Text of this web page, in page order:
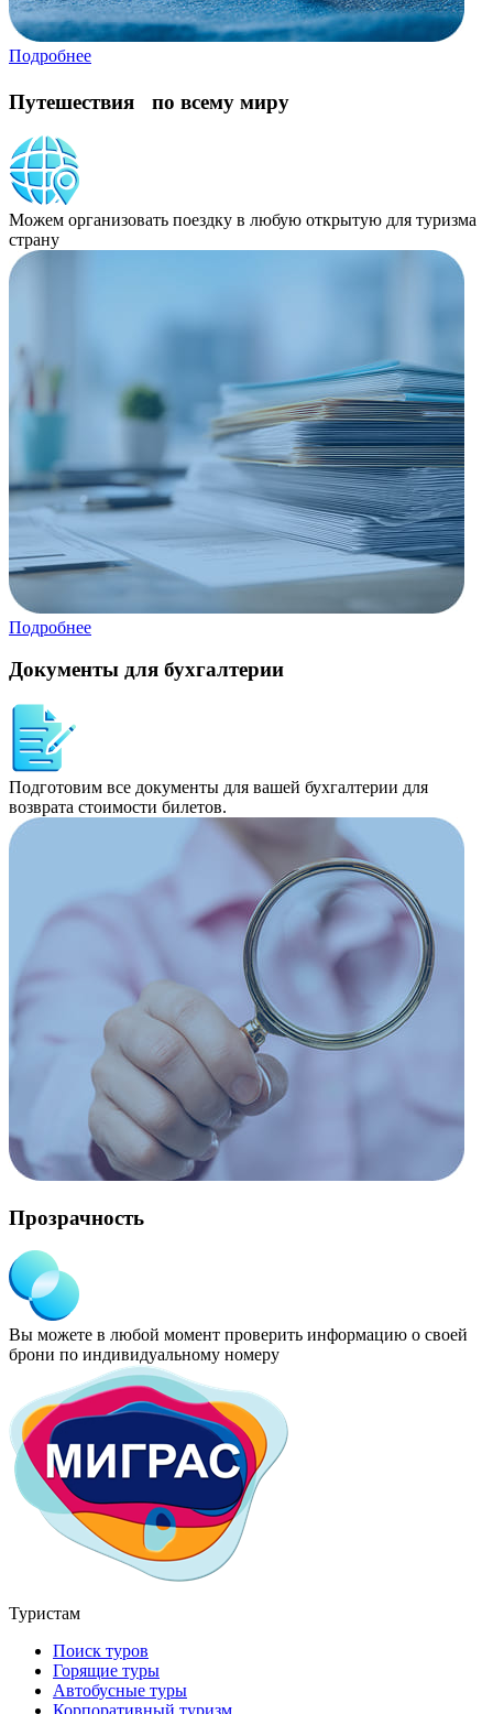
Подробнее
Путешествия по всему миру
Можем организовать поездку в любую открытую для туризма
страну
Подробнее
Документы для бухгалтерии
Подготовим все документы для вашей бухгалтерии для
возврата стоимости билетов.
Прозрачность
Вы можете в любой момент проверить информацию о своей
брони по индивидуальному номеру
Туристам
Поиск туров
Горящие туры
Автобусные туры